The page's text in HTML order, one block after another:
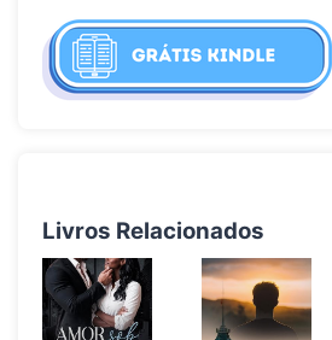
Livros Relacionados